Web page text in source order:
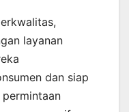
layanan
dan siap